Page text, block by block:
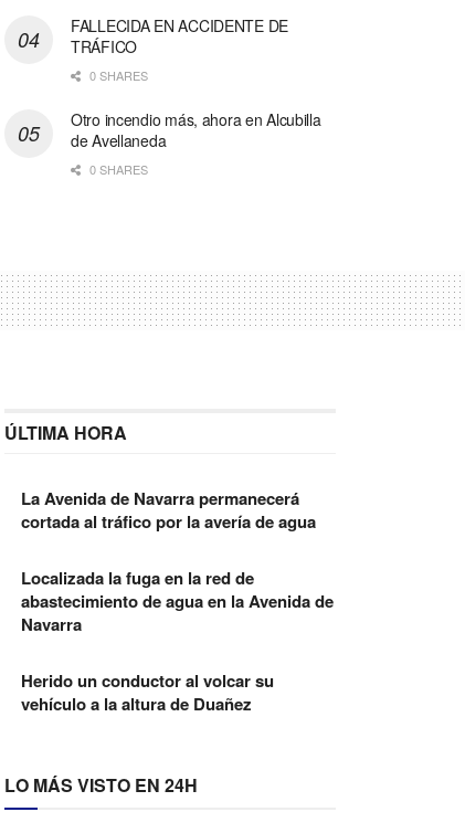
FALLECIDA EN ACCIDENTE DE
TRÁFICO
0 SHARES
Otro incendio más, ahora en Alcubilla
de Avellaneda
0 SHARES
ÚLTIMA HORA
La Avenida de Navarra permanecerá
cortada al tráfico por la avería de agua
Localizada la fuga en la red de
abastecimiento de agua en la Avenida de
Navarra
Herido un conductor al volcar su
vehículo a la altura de Duañez
LO MÁS VISTO EN 24H